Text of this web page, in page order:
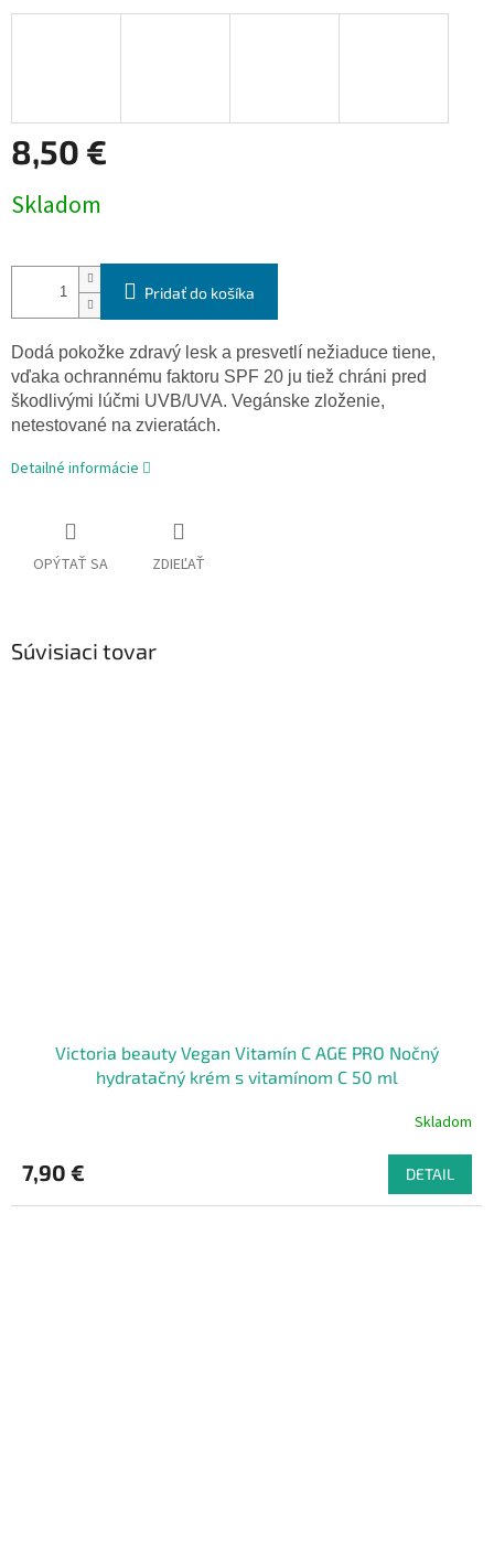
8,50 €
cena:
Skladom
Pridať do košíka
Dodá pokožke zdravý lesk a presvetlí nežiaduce tiene,
vďaka ochrannému faktoru SPF 20 ju tiež chráni pred
škodlivými lúčmi UVB/UVA. Vegánske zloženie,
netestované na zvieratách.
Detailné informácie
OPÝTAŤ SA ZDIEĽAŤ
Súvisiaci tovar
Victoria beauty Vegan Vitamín C AGE PRO Nočný
hydratačný krém s vitamínom C 50 ml
Skladom
7,90 € DETAIL